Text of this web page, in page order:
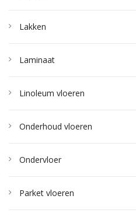
Lakken
Laminaat
Linoleum vloeren
Onderhoud vloeren
Ondervloer
Parket vloeren